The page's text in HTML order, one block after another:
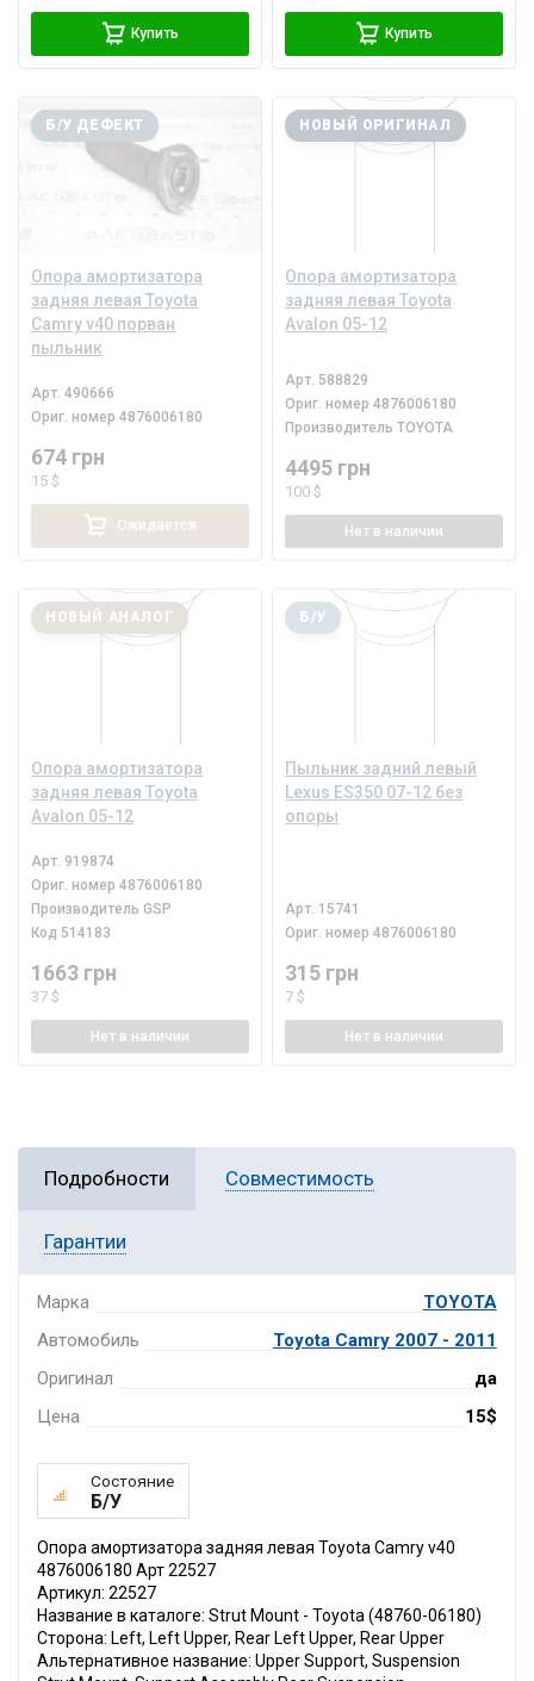
Купить Купить
Опора амортизатора
задняя левая Toyota
Camry v40 порван
пыльник
Б/У ДЕФЕКТ
Арт.490666
Ориг. номер4876006180
674 грн
15 $
Ожидается
Опора амортизатора
задняя левая Toyota
Avalon 05-12
НОВЫЙ ОРИГИНАЛ
Арт. 588829
Ориг. номер4876006180
ПроизводительTOYOTA
4495 грн
100 $
Нет в наличии
Опора амортизатора
задняя левая Toyota
Avalon 05-12
НОВЫЙ АНАЛОГ
Арт. 919874
Ориг. номер4876006180
Производитель GSP
Код 514183
1663 грн
37 $
Нет в наличии
Пыльник задний левый
Lexus ES350 07-12 без
опоры
Б/У
Арт. 15741
Ориг. номер4876006180
315 грн
7 $
Нет в наличии
Подробности Совместимость
Гарантии
Марка
TOYOTA
Автомобиль
Toyota Camry 2007 - 2011
Оригинал
да
Цена
15$
Состояние
Б/У
Опора амортизатора задняя левая Toyota Camry v40
4876006180 Арт 22527
Артикул: 22527
Название в каталоге: Strut Mount - Toyota (48760-06180)
Сторона: Left, Left Upper, Rear Left Upper, Rear Upper
Альтернативное название: Upper Support, Suspension